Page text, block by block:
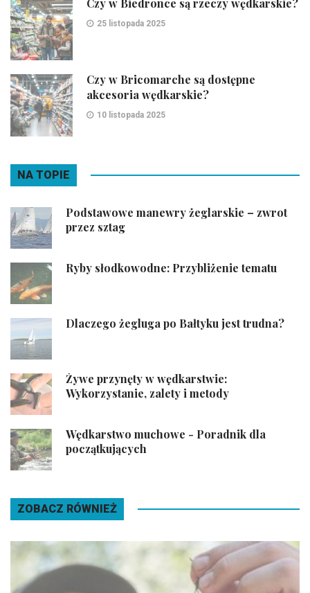
Czy w Biedronce są rzeczy wędkarskie?
25 listopada 2025
Czy w Bricomarche są dostępne
akcesoria wędkarskie?
10 listopada 2025
NA TOPIE
Podstawowe manewry żeglarskie – zwrot
przez sztag
Ryby słodkowodne: Przybliżenie tematu
Dlaczego żegluga po Bałtyku jest trudna?
Żywe przynęty w wędkarstwie:
Wykorzystanie, zalety i metody
Wędkarstwo muchowe - Poradnik dla
początkujących
ZOBACZ RÓWNIEŻ